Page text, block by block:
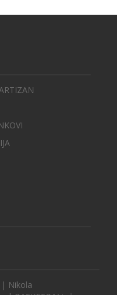
| Nikola